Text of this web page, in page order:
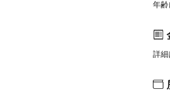
年齢
詳